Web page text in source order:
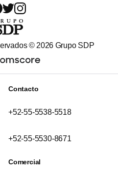
© 2026 Grupo SDP
Contacto
+52-55-5538-5518
+52-55-5530-8671
Comercial